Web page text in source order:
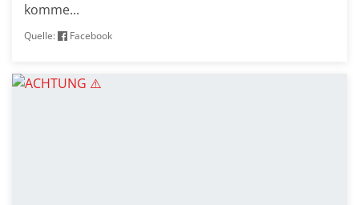
komme...
Quelle: Facebook